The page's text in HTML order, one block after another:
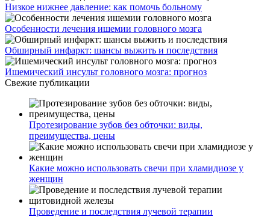
Низкое нижнее давление: как помочь больному
Особенности лечения ишемии головного мозга
Обширный инфаркт: шансы выжить и последствия
Ишемический инсульт головного мозга: прогноз
Свежие публикации
Протезирование зубов без обточки: виды,
преимущества, цены
Какие можно использовать свечи при хламидиозе у
женщин
Проведение и последствия лучевой терапии